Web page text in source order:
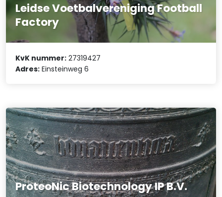
Leidse Voetbalvereniging Football
Factory
KvK nummer: 27319427
Adres: Einsteinweg 6
ProteoNic Biotechnology IP B.V.